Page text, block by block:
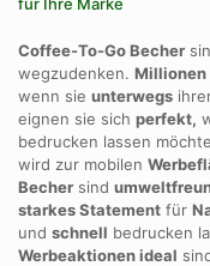
Coffee-To-Go Becher
wegzudenken. Millionen
wenn sie unterwegs
eignen sie sich perfekt,
bedrucken lassen
wird zur mobilen
Becher sind
starkes Statement für
und schnell bedrucken
Werbeaktionen ideal